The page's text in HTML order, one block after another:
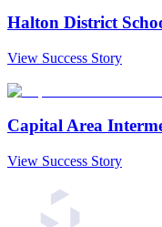
Halton District
View Success Story
Capital Area
View Success Story